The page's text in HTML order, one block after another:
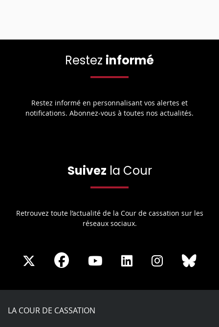
Restez informé
Restez informé en personnalisant vos alertes et
notifications. Abonnez-vous à toutes nos actualités.
Suivez la Cour
Retrouvez toute l’actualité de la Cour de cassation sur les
réseaux sociaux.
Share
X
Share
Facebook
Share
Youtube
Share
LinkedIn
Share
Instagram
LA COUR DE CASSATION